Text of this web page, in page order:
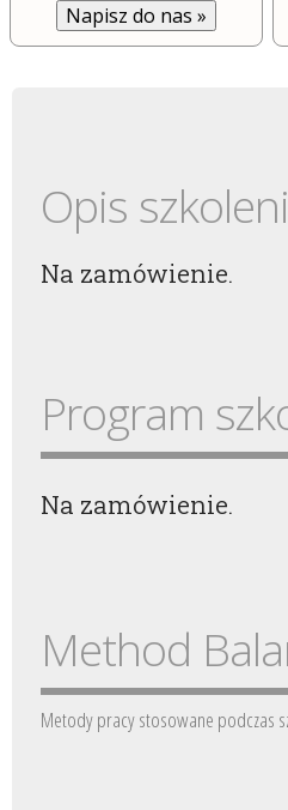
Napisz do nas »
Opis
Na zamówienie.
Program
Na zamówienie.
Method
Metody pracy stosowane podczas